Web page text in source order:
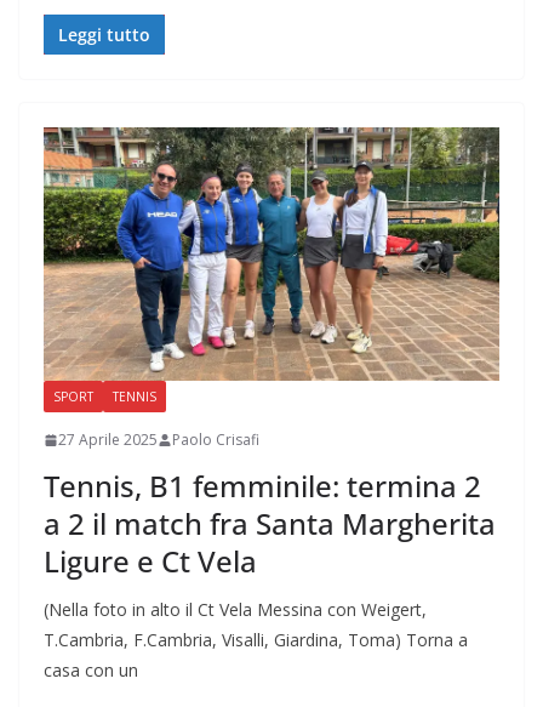
Leggi tutto
SPORT TENNIS
27 Aprile 2025 Paolo Crisafi
Tennis, B1 femminile: termina 2
a 2 il match fra Santa Margherita
Ligure e Ct Vela
(Nella foto in alto il Ct Vela Messina con Weigert,
T.Cambria, F.Cambria, Visalli, Giardina, Toma) Torna a
casa con un